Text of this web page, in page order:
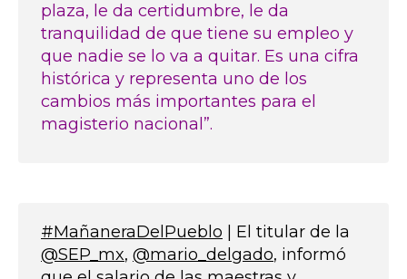
plaza, le da certidumbre, le da
tranquilidad de que tiene su empleo y
que nadie se lo va a quitar. Es una cifra
histórica y representa uno de los
cambios más importantes para el
magisterio nacional”.
#MañaneraDelPueblo | El titular de la
@SEP_mx, @mario_delgado, informó